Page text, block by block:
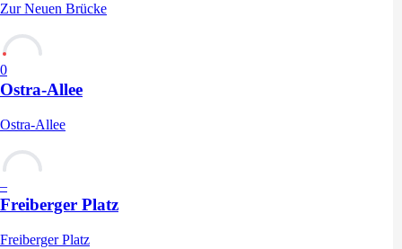
Zur Neuen Brücke
0
Ostra-Allee
Ostra-Allee
–
Freiberger Platz
Freiberger Platz